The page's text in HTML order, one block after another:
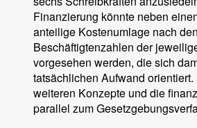
Finanzierung könnte neben
anteilige Kostenumlage nach
Beschäftigtenzahlen der
vorgesehen werden, die sich
tatsächlichen Aufwand
weiteren Konzepte und die
parallel zum